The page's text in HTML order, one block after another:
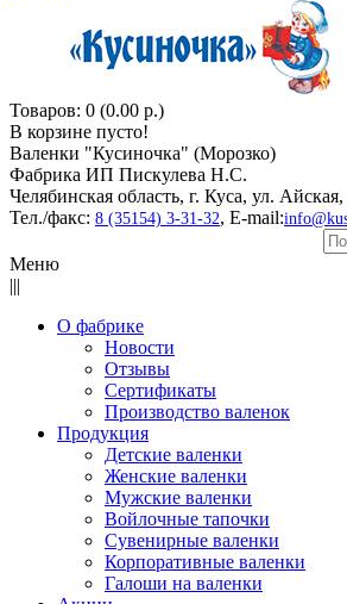
Товаров: 0 (0.00 р.)
В корзине пусто!
Валенки "Кусиночкa" (Морозко)
Фабрика ИП Пискулева Н.С.
Челябинская область, г. Куса, ул.
Тел./факс: 8 (35154) 3-31-32, E-mail:
Меню
|||
О фабрике
Новости
Отзывы
Сертификаты
Производство валенок
Продукция
Детские валенки
Женские валенки
Мужские валенки
Войлочные тапочки
Сувенирные валенки
Корпоративные валенки
Галоши на валенки